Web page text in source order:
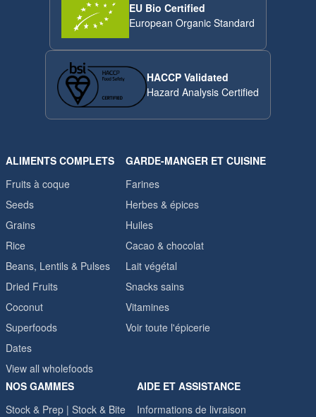
EU Bio Certified
European Organic Standard
HACCP Validated
Hazard Analysis Certified
ALIMENTS COMPLETS
Fruits à coque
Seeds
Grains
Rice
Beans, Lentils & Pulses
Dried Fruits
Coconut
Superfoods
Dates
View all wholefoods
GARDE-MANGER ET CUISINE
Farines
Herbes & épices
Huiles
Cacao & chocolat
Lait végétal
Snacks sains
Vitamines
Voir toute l'épicerie
NOS GAMMES
Stock & Prep | Stock & Bite
AIDE ET ASSISTANCE
Informations de livraison